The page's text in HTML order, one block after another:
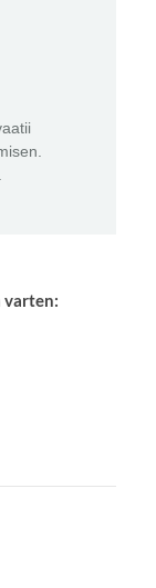
.
varten: